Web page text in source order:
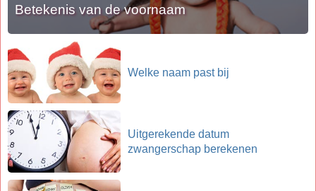
Betekenis van de voornaam
Welke naam past bij
Uitgerekende datum
zwangerschap berekenen